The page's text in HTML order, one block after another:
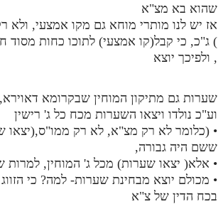
שהוא בא מצ"א
אז יש לנו מותרי מוחא גם מקו אמצעי, ולא
) ג"כ, כי קבל(קו אמצעי) לתוכו כחות מסוד
, ולפיכך יוצא
שערות גם מתיקון המוחין שבקרומא דאוירא,
וע"כ נולדו ויצאו השערות מכח כל ג' רישין
• (כלומר לא רק מצ"א, לא רק ממו"ס,(יצאו
ששם היה גבורה,
• אלא( יצאו שערות) מכל ג' המוחין, למרות
• מכולם יוצא מבחינת שערות- למה? כי
בכח הדין של צ"א